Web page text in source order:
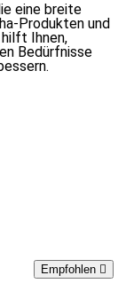
eine breite
Produkten und
Ihnen,
Bedürfnisse
Empfohlen